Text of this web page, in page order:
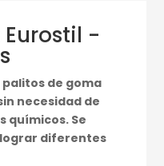
-
palitos de goma
necesidad de
químicos. Se
diferentes